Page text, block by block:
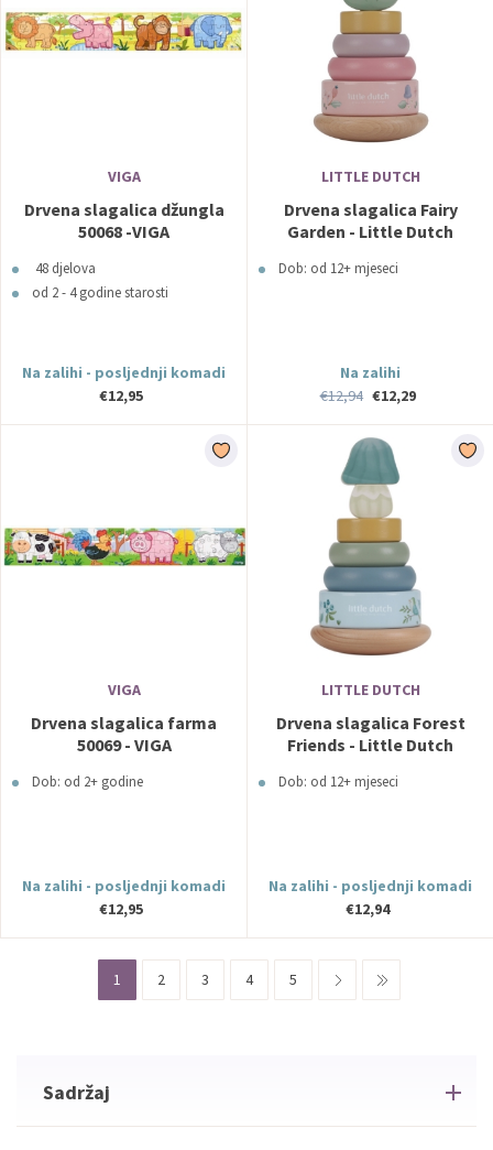
VIGA
Drvena slagalica džungla
50068 -VIGA
48 djelova
od 2 - 4 godine starosti
Na zalihi - posljednji komadi
€12,95
LITTLE DUTCH
Drvena slagalica Fairy
Garden - Little Dutch
Dob: od 12+ mjeseci
Na zalihi
€12,94 €12,29
VIGA
Drvena slagalica farma
50069 - VIGA
Dob: od 2+ godine
Na zalihi - posljednji komadi
€12,95
LITTLE DUTCH
Drvena slagalica Forest
Friends - Little Dutch
Dob: od 12+ mjeseci
Na zalihi - posljednji komadi
€12,94
1 2 3 4 5
Sadržaj